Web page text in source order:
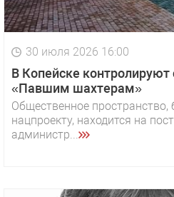
30 июля 2026 16:00
В Копейске
«Павшим шахтерам»
Общественное пространство,
нацпроекту, находится на
администр...